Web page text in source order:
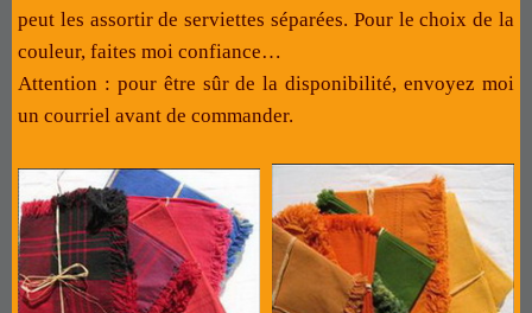
peut les assortir de serviettes séparées. Pour le choix de la
couleur, faites moi confiance…
Attention : pour être sûr de la disponibilité, envoyez moi
un courriel avant de commander.